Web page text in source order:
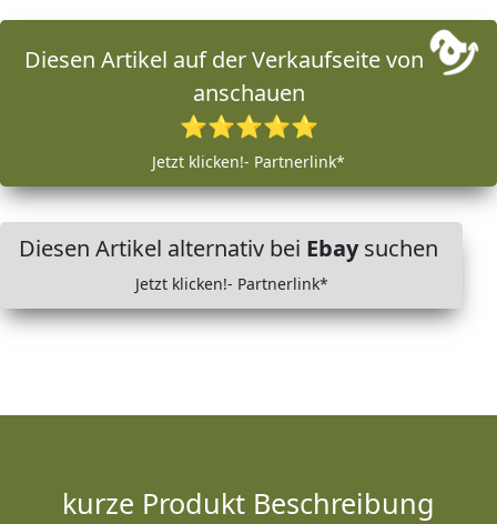
Diesen Artikel auf der Verkaufseite von
anschauen
⭐⭐⭐⭐⭐
Jetzt klicken!- Partnerlink*
Diesen Artikel alternativ bei Ebaysuchen
Jetzt klicken!- Partnerlink*
kurze Produkt Beschreibung